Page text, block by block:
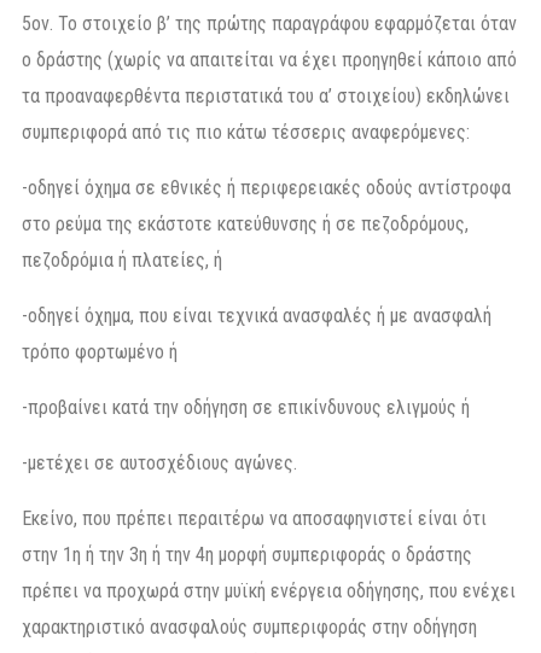
5ον. Το στοιχείο β’ της πρώτης παραγράφου εφαρμόζεται όταν
ο δράστης (χωρίς να απαιτείται να έχει προηγηθεί κάποιο από
τα προαναφερθέντα περιστατικά του α’ στοιχείου) εκδηλώνει
συμπεριφορά από τις πιο κάτω τέσσερις αναφερόμενες:
-οδηγεί όχημα σε εθνικές ή περιφερειακές οδούς αντίστροφα
στο ρεύμα της εκάστοτε κατεύθυνσης ή σε πεζοδρόμους,
πεζοδρόμια ή πλατείες, ή
-οδηγεί όχημα, που είναι τεχνικά ανασφαλές ή με ανασφαλή
τρόπο φορτωμένο ή
-προβαίνει κατά την οδήγηση σε επικίνδυνους ελιγμούς ή
-μετέχει σε αυτοσχέδιους αγώνες.
Εκείνο, που πρέπει περαιτέρω να αποσαφηνιστεί είναι ότι
στην 1η ή την 3η ή την 4η μορφή συμπεριφοράς ο δράστης
πρέπει να προχωρά στην μυϊκή ενέργεια οδήγησης, που ενέχει
χαρακτηριστικό ανασφαλούς συμπεριφοράς στην οδήγηση